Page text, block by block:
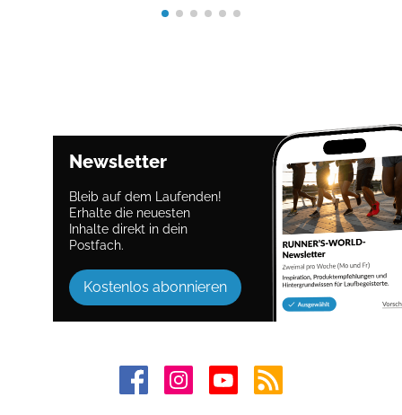
Newsletter
Bleib auf dem Laufenden!
Erhalte die neuesten
Inhalte direkt in dein
Postfach.
Kostenlos abonnieren